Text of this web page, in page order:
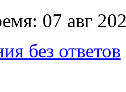
07 авг
без ответов